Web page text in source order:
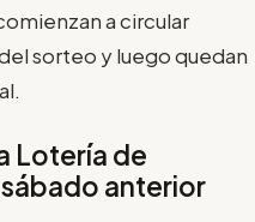
a circular
sorteo y luego quedan
Lotería de
anterior